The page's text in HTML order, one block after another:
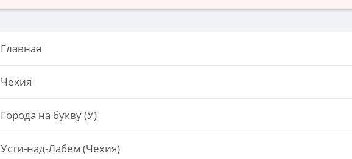
Главная
Чехия
Города на букву (У)
Усти-над-Лабем (Чехия)